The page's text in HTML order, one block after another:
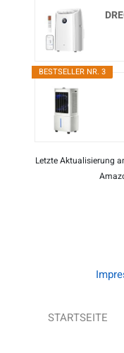
BESTSELLER NR. 3
Letzte Aktualisierung
STARTSEITE